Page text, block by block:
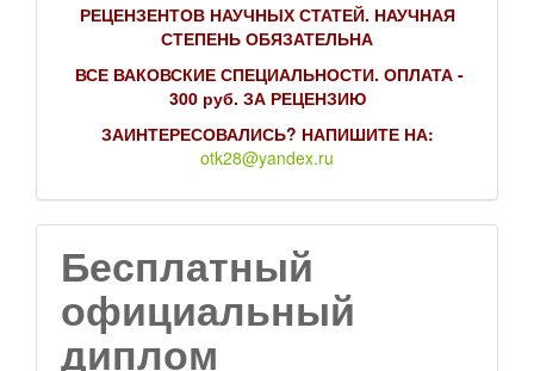
РЕЦЕНЗЕНТОВ НАУЧНЫХ СТАТЕЙ. НАУЧНАЯ
СТЕПЕНЬ ОБЯЗАТЕЛЬНА
ВСЕ ВАКОВСКИЕ СПЕЦИАЛЬНОСТИ. ОПЛАТА -
300 руб. ЗА РЕЦЕНЗИЮ
ЗАИНТЕРЕСОВАЛИСЬ? НАПИШИТЕ НА:
otk28@yandex.ru
Бесплатный
официальный
диплом